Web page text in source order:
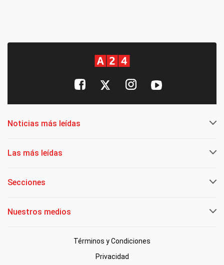
Noticias más leídas
Las más leídas
Secciones
Nuestros medios
Términos y Condiciones
Privacidad